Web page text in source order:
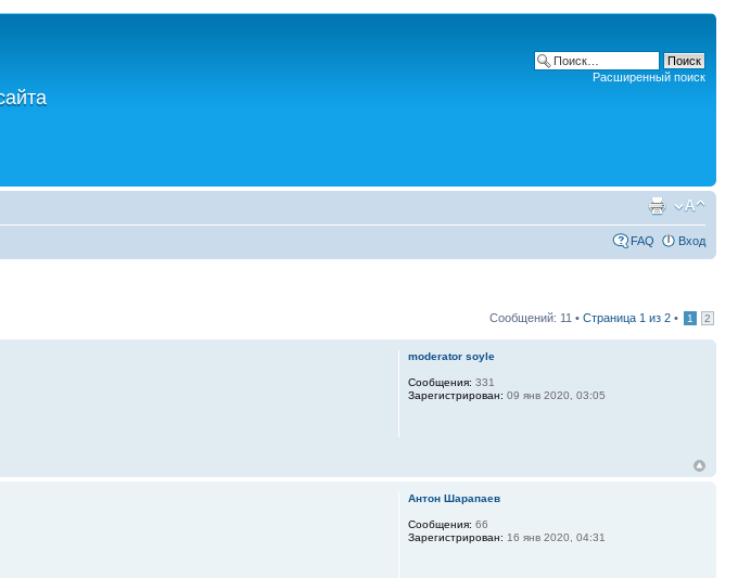
Расширенный поиск
FAQ Вход
Сообщений: 11 • Страница 1 из 2 • 1 2
moderator soyle
Сообщения: 331
Зарегистрирован: 09 янв 2020, 03:05
Антон Шарапаев
Сообщения: 66
Зарегистрирован: 16 янв 2020, 04:31